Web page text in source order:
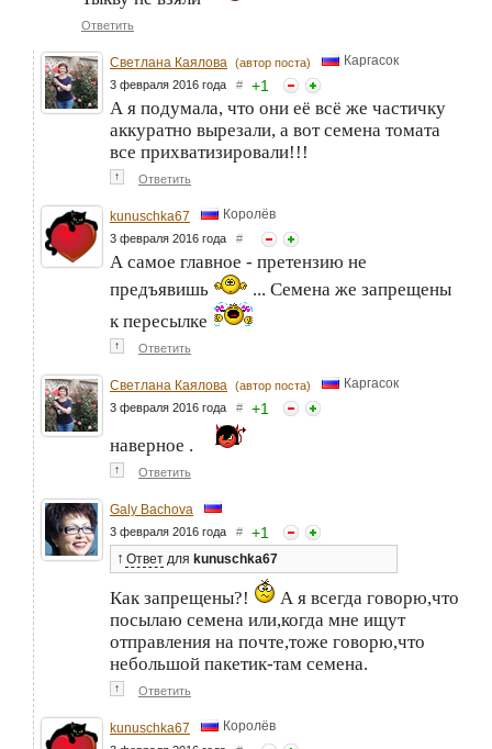
Ответить
Светлана Каялова (автор поста) Каргасок
3 февраля 2016 года # +1
А я подумала, что они её всё же частичку
аккуратно вырезали, а вот семена томата
все прихватизировали!!!
↑ Ответить
kunuschka67 Королёв
3 февраля 2016 года #
А самое главное - претензию не
предъявишь
... Семена же запрещены
к пересылке
↑ Ответить
Светлана Каялова (автор поста) Каргасок
3 февраля 2016 года # +1
наверное .
↑ Ответить
Galy Bachova
3 февраля 2016 года # +1
↑ Ответ для kunuschka67
Как запрещены?!
А я всегда говорю,что
посылаю семена или,когда мне ищут
отправления на почте,тоже говорю,что
небольшой пакетик-там семена.
↑ Ответить
kunuschka67 Королёв